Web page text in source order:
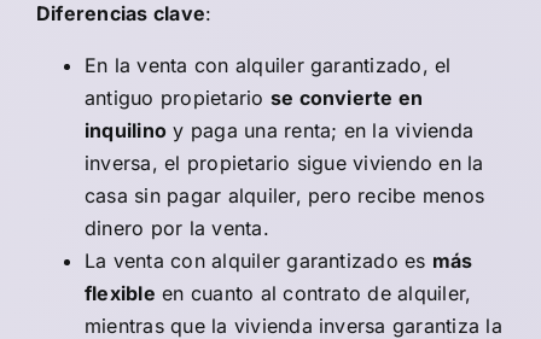
Diferencias clave:
En la venta con alquiler garantizado, el
antiguo propietario se convierte en
inquilino y paga una renta; en la vivienda
inversa, el propietario sigue viviendo en la
casa sin pagar alquiler, pero recibe menos
dinero por la venta.
La venta con alquiler garantizado es más
flexible en cuanto al contrato de alquiler,
mientras que la vivienda inversa garantiza la